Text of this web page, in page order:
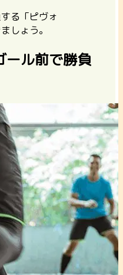
る「ピヴォ
しょう。
ール前で勝負